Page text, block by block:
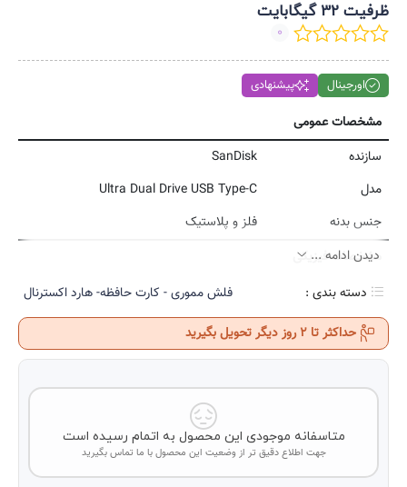
ظرفیت 32 گیگابایت
0
اورجینال پیشنهادی
مشخصات عمومی
سازنده
SanDisk
مدل
Ultra Dual Drive USB Type-C
جنس بدنه
فلز و پلاستیک
مشخصات فیزیکی
ابعاد
38x20x9.4 میلی‌متر
وزن
10 گرم
مشخصات فنی
رابط
USB 3.1 , USB Type-C
دیدن ادامه ...
دسته بندی :
فلش مموری - کارت حافظه- هارد اکسترنال
حداکثر تا 2 روز دیگر تحویل بگیرید
متاسفانه موجودی این محصول به اتمام رسیده است
جهت اطلاع دقیق تر از وضعیت این محصول با ما تماس بگیرید